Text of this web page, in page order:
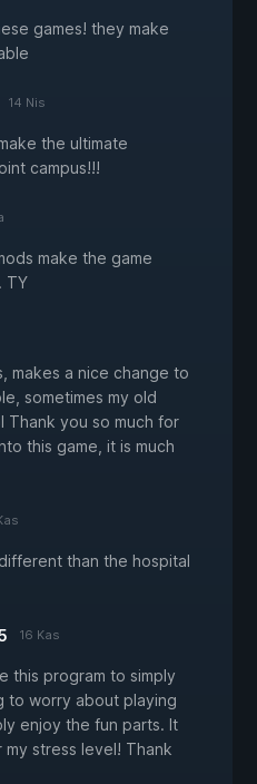
games! they make
14 Nis
the ultimate
campus!!!
make the game
TY
makes a nice change to
sometimes my old
Thank you so much for
this game, it is much
than the hospital
16 Kas
this program to simply
to worry about playing
enjoy the fun parts. It
stress level! Thank